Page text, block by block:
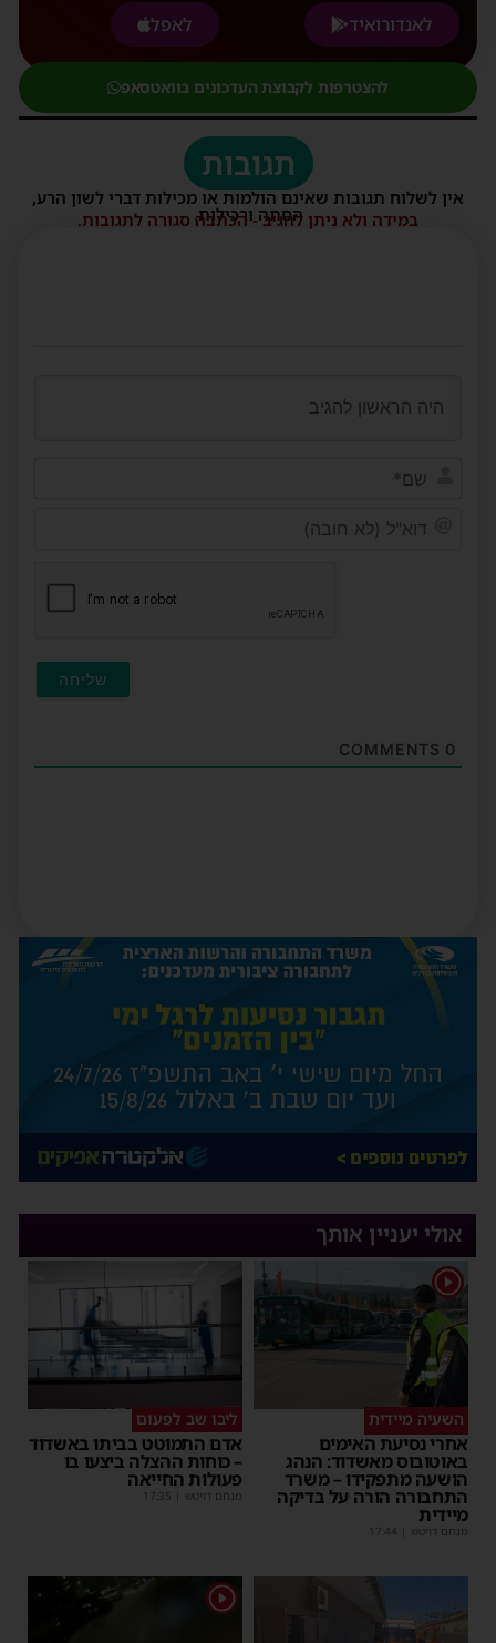
לאנדורואיד
לאפל
להצטרפות לקבוצת העדכונים בוואטסאפ
תגובות
אין לשלוח תגובות שאינם הולמות או מכילות דברי לשון הרע,
הסתה ורכילות.
במידה ולא ניתן להגיב - הכתבה סגורה לתגובות.
0
אולי יעניין אותך
1
השעיה מיידית
אחרי נסיעת האימים
באוטובוס מאשדוד: הנהג
הושעה מתפקידו – משרד
התחבורה הורה על בדיקה
מיידית
מנחם דויטש 17:44
ליבו שב לפעום
אדם התמוטט בביתו באשדוד
– כוחות ההצלה ביצעו בו
פעולות החייאה
מנחם דויטש 17:35
1